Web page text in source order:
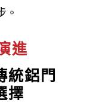
各式隔音氣密
安裝工程。
金屬門，不銹鋼
。
進
統鋁門
擇